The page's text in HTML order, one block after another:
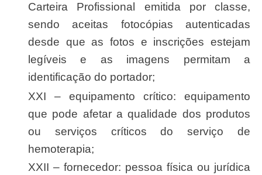
Carteira Profissional emitida por classe,
sendo aceitas fotocópias autenticadas
desde que as fotos e inscrições estejam
legíveis e as imagens permitam a
identificação do portador;
XXI – equipamento crítico: equipamento
que pode afetar a qualidade dos produtos
ou serviços críticos do serviço de
hemoterapia;
XXII – fornecedor: pessoa física ou jurídica